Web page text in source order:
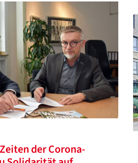
der Corona-